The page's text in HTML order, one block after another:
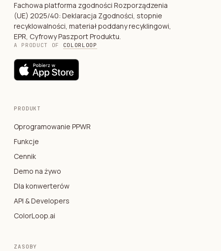
Fachowa platforma zgodności Rozporządzenia
(UE) 2025/40: Deklaracja Zgodności, stopnie
recyklowalności, materiał poddany recyklingowi,
EPR, Cyfrowy Paszport Produktu.
A PRODUCT OF COLORLOOP
PRODUKT
Oprogramowanie PPWR
Funkcje
Cennik
Demo na żywo
Dla konwerterów
API & Developers
ColorLoop.ai
ZASOBY